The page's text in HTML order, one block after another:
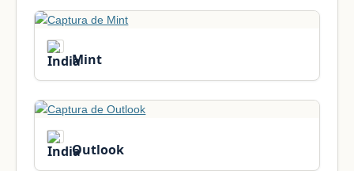
Mint
Outlook